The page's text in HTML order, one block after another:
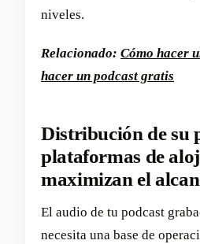
niveles.
Relacionado: Cómo hacer
hacer un podcast gratis
Distribución de su
plataformas de
maximizan el
El audio de tu podcast
necesita una base de